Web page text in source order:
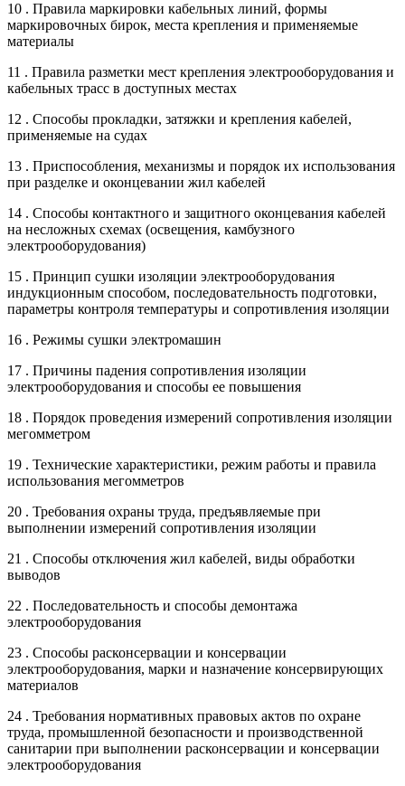
10 . Правила маркировки кабельных линий, формы
маркировочных бирок, места крепления и применяемые
материалы
11 . Правила разметки мест крепления электрооборудования и
кабельных трасс в доступных местах
12 . Способы прокладки, затяжки и крепления кабелей,
применяемые на судах
13 . Приспособления, механизмы и порядок их использования
при разделке и оконцевании жил кабелей
14 . Способы контактного и защитного оконцевания кабелей
на несложных схемах (освещения, камбузного
электрооборудования)
15 . Принцип сушки изоляции электрооборудования
индукционным способом, последовательность подготовки,
параметры контроля температуры и сопротивления изоляции
16 . Режимы сушки электромашин
17 . Причины падения сопротивления изоляции
электрооборудования и способы ее повышения
18 . Порядок проведения измерений сопротивления изоляции
мегомметром
19 . Технические характеристики, режим работы и правила
использования мегомметров
20 . Требования охраны труда, предъявляемые при
выполнении измерений сопротивления изоляции
21 . Способы отключения жил кабелей, виды обработки
выводов
22 . Последовательность и способы демонтажа
электрооборудования
23 . Способы расконсервации и консервации
электрооборудования, марки и назначение консервирующих
материалов
24 . Требования нормативных правовых актов по охране
труда, промышленной безопасности и производственной
санитарии при выполнении расконсервации и консервации
электрооборудования